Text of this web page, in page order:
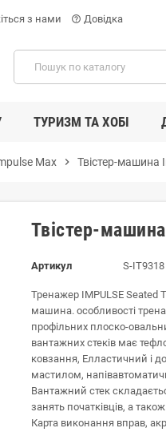
з нами help_outline Довідка
ТУРИЗМ ТА ХОБІ
Max chevron_right Твістер-машина
Твістер-
Артикул S-IT9318
Тренажер IMPULSE Seated
машина. особливості
профільних плоско-
вантажних стеків має
ковзання, Елластичний і
мастилом,
Вантажний стек
занять початківців, а
Карта виконання вправ,